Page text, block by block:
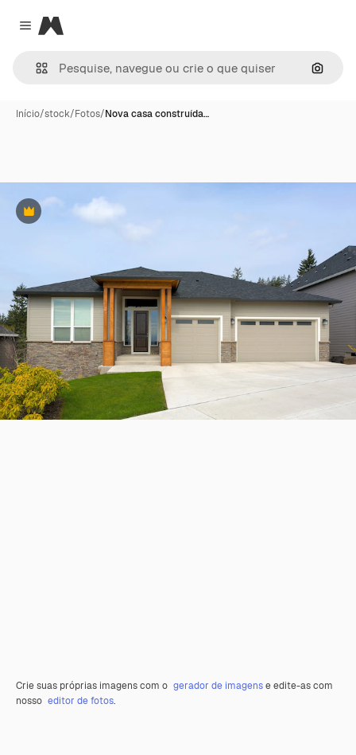
Close menu
Magnific
Início/stock/Fotos/Nova casa construída…
Premium
Crie suas próprias imagens com o gerador de imagense edite-as com
nosso editor de fotos.